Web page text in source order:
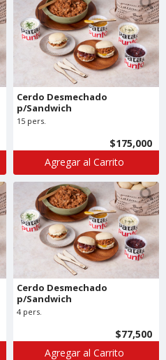
Cerdo Desmechado
p/Sandwich
15 pers.
$175,000
Agregar al Carrito
Cerdo Desmechado
p/Sandwich
4 pers.
$77,500
Agregar al Carrito